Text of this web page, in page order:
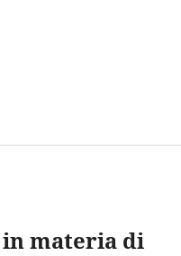
materia di